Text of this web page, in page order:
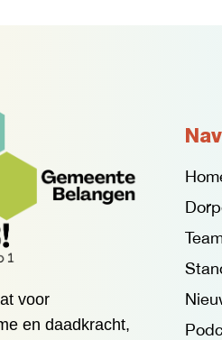
voor
en daadkracht,